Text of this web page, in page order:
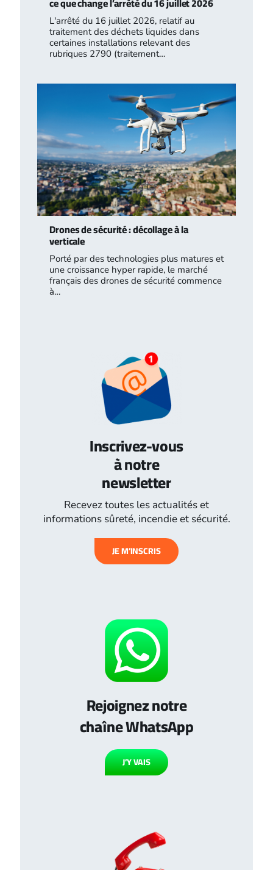
L'arrêté du 16 juillet 2026, relatif au
traitement des déchets liquides dans
certaines installations relevant des
rubriques 2790 (traitement…
Drones de sécurité : décollage à la
verticale
Porté par des technologies plus matures et
une croissance hyper rapide, le marché
français des drones de sécurité commence
à…
Inscrivez-vous
à notre
newsletter
Recevez toutes les actualités et
informations sûreté, incendie et sécurité.
JE M’INSCRIS
Rejoignez notre
chaîne WhatsApp
J’Y VAIS